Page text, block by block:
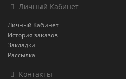
Личный Кабинет
Личный Кабинет
История заказов
Закладки
Рассылка
Контакты